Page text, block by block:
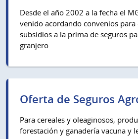
Desde el año 2002 a la fecha el
venido acordando convenios
subsidios a la prima de seguros
granjero
Oferta de Seguros
Para cereales y oleaginosos,
forestación y ganadería vacuna y